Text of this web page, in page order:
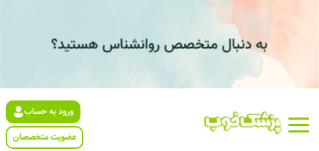
ورود به حساب
عضویت متخصصان